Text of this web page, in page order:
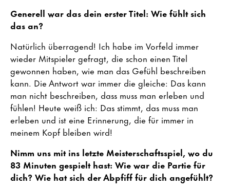
Generell war das dein erster Titel: Wie fühlt sich
das an?
Natürlich überragend! Ich habe im Vorfeld immer
wieder Mitspieler gefragt, die schon einen Titel
gewonnen haben, wie man das Gefühl beschreiben
kann. Die Antwort war immer die gleiche: Das kann
man nicht beschreiben, dass muss man erleben und
fühlen! Heute weiß ich: Das stimmt, das muss man
erleben und ist eine Erinnerung, die für immer in
meinem Kopf bleiben wird!
Nimm uns mit ins letzte Meisterschaftsspiel, wo du
83 Minuten gespielt hast: Wie war die Partie für
dich? Wie hat sich der Abpfiff für dich angefühlt?